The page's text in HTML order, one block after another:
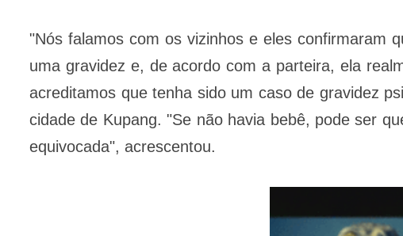
"Nós falamos com os vizinhos e eles confirmaram
uma gravidez e, de acordo com a parteira, ela
acreditamos que tenha sido um caso de gravidez
cidade de Kupang. "Se não havia bebê, pode ser
equivocada", acrescentou.